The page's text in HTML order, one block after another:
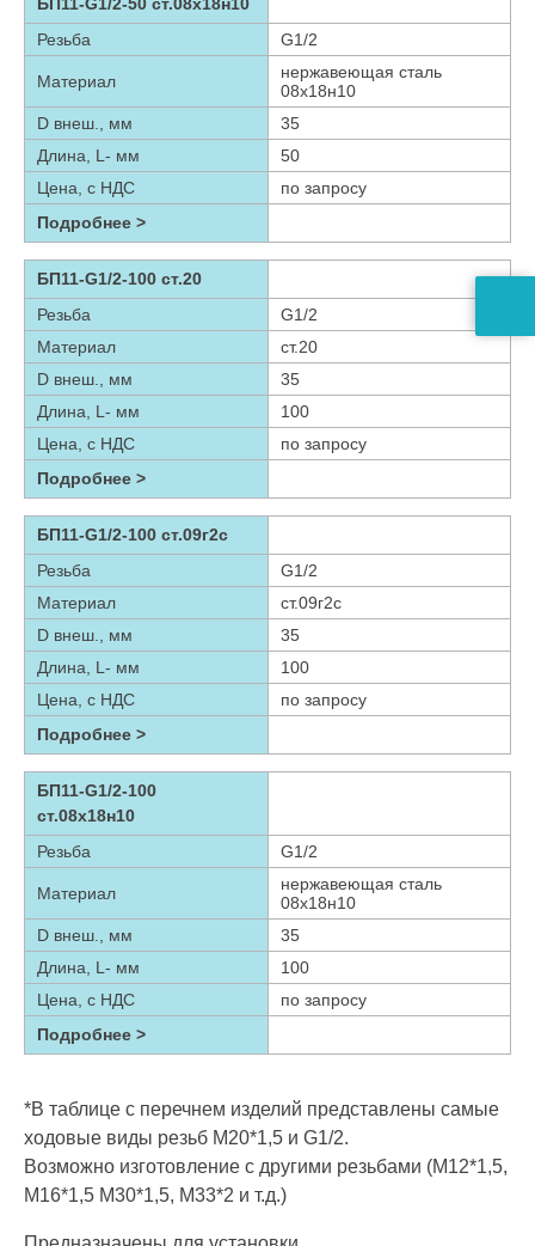
Резьба
G1/2
Материал
нержавеющая сталь
08х18н10
D внеш., мм
35
Длина, L- мм
50
Цена, с НДС
по запросу
Подробнее >
БП11-G1/2-100 ст.20
Резьба
G1/2
Материал
ст.20
D внеш., мм
35
Длина, L- мм
100
Цена, с НДС
по запросу
Подробнее >
БП11-G1/2-100 ст.09г2с
Резьба
G1/2
Материал
ст.09г2с
D внеш., мм
35
Длина, L- мм
100
Цена, с НДС
по запросу
Подробнее >
БП11-G1/2-100
ст.08х18н10
Резьба
G1/2
Материал
нержавеющая сталь
08х18н10
D внеш., мм
35
Длина, L- мм
100
Цена, с НДС
по запросу
Подробнее >
*В таблице с перечнем изделий представлены самые
ходовые виды резьб М20*1,5 и G1/2.
Возможно изготовление с другими резьбами (М12*1,5,
М16*1,5 М30*1,5, М33*2 и т.д.)